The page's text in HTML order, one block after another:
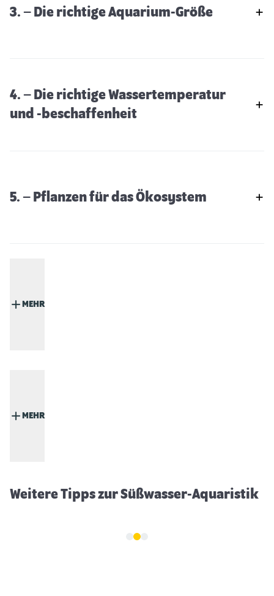
3. – Die richtige Aquarium-Größe
4. – Die richtige Wassertemperatur
und -beschaffenheit
5. – Pflanzen für das Ökosystem
MEHR
MEHR
Weitere Tipps zur Süßwasser-Aquaristik